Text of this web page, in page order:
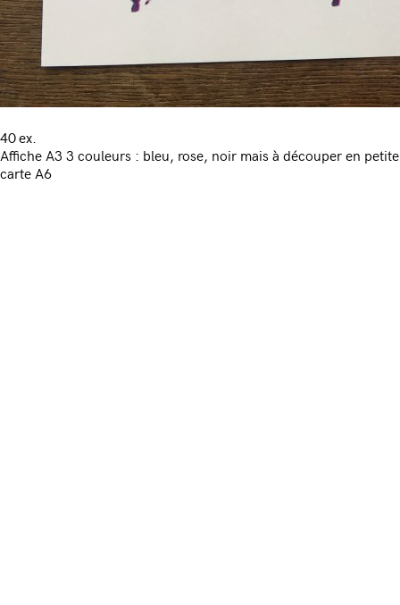
40 ex.
Affiche A3 3 couleurs : bleu, rose, noir mais à découper en petite
carte A6